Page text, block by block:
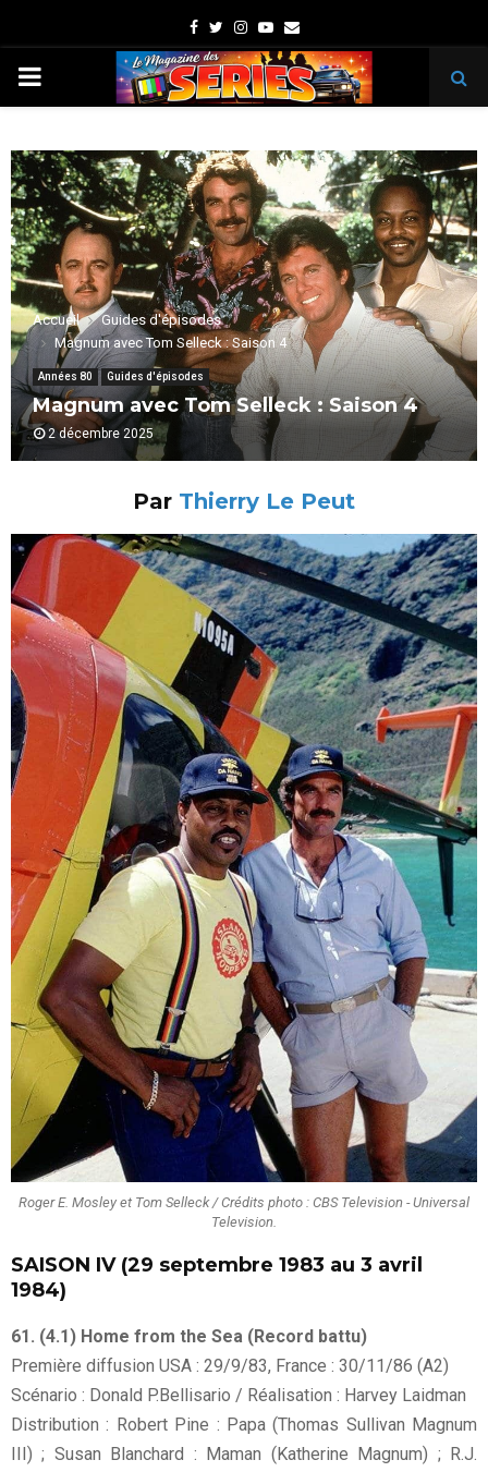
Facebook
TwitterInstagram
Youtube
Email
PRIMARY
Accueil
Guides d'épisodes
Magnum avec Tom Selleck : Saison 4
Années 80 Guides d'épisodes
Magnum avec Tom Selleck : Saison 4
2 décembre 2025
Par Thierry Le Peut
Roger E. Mosley et Tom Selleck / Crédits photo : CBS Television - Universal
Television.
SAISON IV (29 septembre 1983 au 3 avril
1984)
61. (4.1) Home from the Sea (Record battu)
Première diffusion USA : 29/9/83, France : 30/11/86 (A2)
Scénario : Donald P.Bellisario / Réalisation : Harvey Laidman
Distribution : Robert Pine : Papa (Thomas Sullivan Magnum
III) ; Susan Blanchard : Maman (Katherine Magnum) ; R.J.